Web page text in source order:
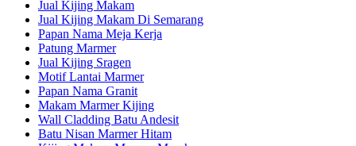
Jual Kijing Makam
Jual Kijing Makam Di Semarang
Papan Nama Meja Kerja
Patung Marmer
Jual Kijing Sragen
Motif Lantai Marmer
Papan Nama Granit
Makam Marmer Kijing
Wall Cladding Batu Andesit
Batu Nisan Marmer Hitam